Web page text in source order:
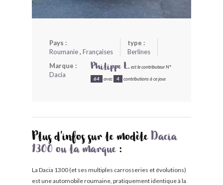
Pays :
Roumanie, Françaises
type :
Berlines
Marque :
Dacia
Philippe L. est le contributeur N°
64 avec 4 contributions à ce jour.
Plus d'infos sur le modèle Dacia
1300 ou la marque:
La Dacia 1300 (et ses multiples carrosseries et évolutions)
est une automobile roumaine, pratiquement identique à la